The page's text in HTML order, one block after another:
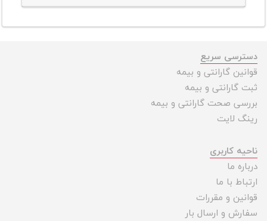
دسترسی سریع
قوانین گارانتی و بیمه
ثبت گارانتی و بیمه
بررسی صحت گارانتی و بیمه
رینگ لایت
ناحیه کاربری
درباره ما
ارتباط با ما
قوانین و مقررات
سفارش و ارسال بار